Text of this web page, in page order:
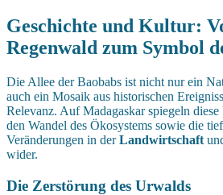
Geschichte und Kultur:
Regenwald zum Symbol
Die Allee der Baobabs ist nicht nur ein
auch ein Mosaik aus historischen
Relevanz. Auf Madagaskar spiegeln diese
den Wandel des Ökosystems sowie die
Veränderungen in derLandwirtschaft
wider.
Die Zerstörung des Urwalds